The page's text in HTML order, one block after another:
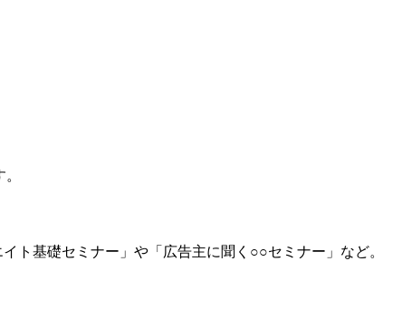
ト基礎セミナー」や「広告主に聞く○○セミナー」など。